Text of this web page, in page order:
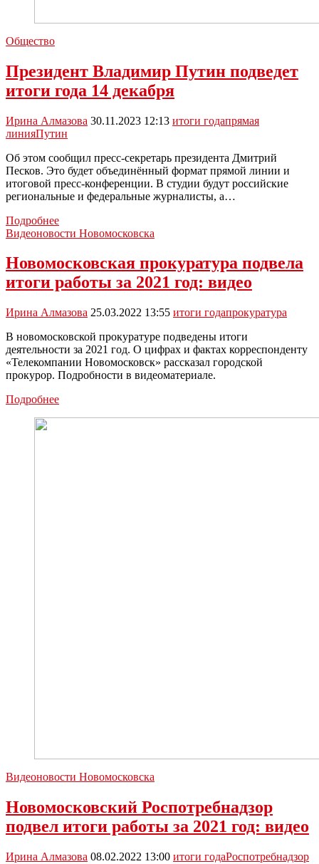
Общество
Президент Владимир Путин подведет
итоги года 14 декабря
Ирина Алмазова 30.11.2023 12:13 итоги годапрямая
линияПутин
Об этом сообщил пресс-секретарь президента Дмитрий
Песков. Это будет объединённый формат прямой линии и
итоговой пресс-конференции. В студии будут российские
региональные и федеральные журналисты, а…
ПодробнееПрезидент
Владимир
подведет
итоги
года
декабря
Видеоновости Новомосковска
Новомосковская прокуратура подвела
итоги работы за 2021 год: видео
Ирина Алмазова 25.03.2022 13:55 итоги годапрокуратура
В новомосковской прокуратуре подведены итоги
деятельности за 2021 год. О цифрах и фактах корреспонденту
«Телекомпании Новомосковск» рассказал городской
прокурор. Подробности в видеоматериале.
ПодробнееНовомосковская
Видеоновости Новомосковска
Новомосковский Роспотребнадзор
подвел итоги работы за 2021 год: видео
Ирина Алмазова 08.02.2022 13:00 итоги годаРоспотребнадзор